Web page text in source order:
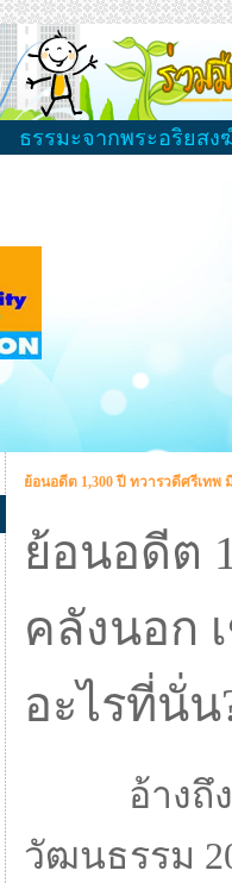
ธรรมะจากพระอริยสง
ย้อนอดีต 1,300 ปี ทวารวดีศรีเทพ
ย้อนอดีต
คลังนอก
อะไรที่นั่น
อ้างถึงนิ
วัฒนธรรม